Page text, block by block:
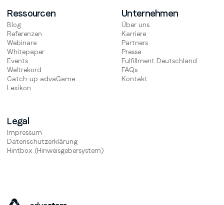
Ressourcen
Blog
Referenzen
Webinare
Whitepaper
Events
Weltrekord
Catch-up advaGame
Lexikon
Unternehmen
Über uns
Karriere
Partners
Presse
Fulfillment Deutschland
FAQs
Kontakt
Legal
Impressum
Datenschutzerklärung
Hintbox (Hinweisgebersystem)